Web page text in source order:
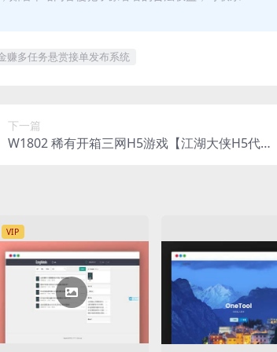
赚多任务悬赏接单发布系统
下一篇
W1802 稀有开箱三网H5游戏【江湖大侠H5代金
VIP